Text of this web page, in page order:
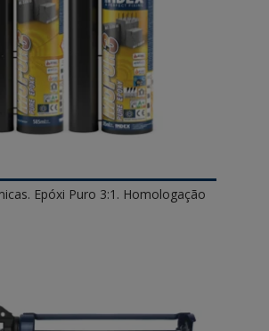
Epóxi Puro 3:1. Homologação